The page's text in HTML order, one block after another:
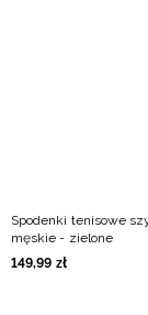
Spodenki tenisowe
męskie - zielone
149,99 zł